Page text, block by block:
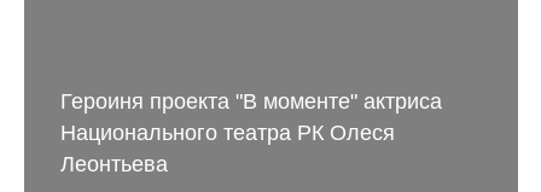
Героиня проекта "В моменте" актриса
Национального театра РК Олеся
Леонтьева